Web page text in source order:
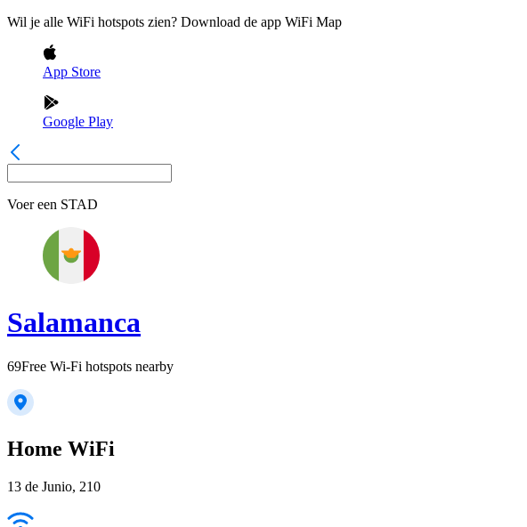
Wil je alle WiFi hotspots zien? Download de app WiFi Map
App Store
Google Play
Voer een STAD
Salamanca
69Free Wi-Fi hotspots nearby
Home WiFi
13 de Junio, 210